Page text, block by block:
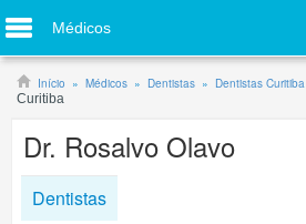
Médicos
Início Médicos Dentistas Dentistas Curitiba
Curitiba
Dr. Rosalvo Olavo
Dentistas